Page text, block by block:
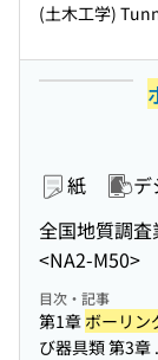
(土木工学)
紙 デ
全国地質調
<NA2-M50>
目次・記事
第1章 ボーリン
び器具類 第3章